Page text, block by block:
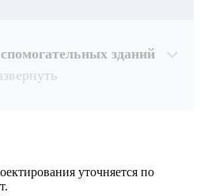
зданий
Рассчитывается индивидуально
уточняется по